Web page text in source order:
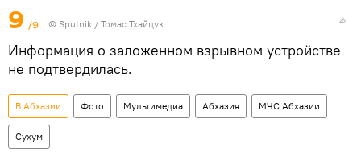
9 /9 © Sputnik / Томас Тхайцук
Информация о заложенном взрывном устройстве
не подтвердилась.
В Абхазии Фото Мультимедиа Абхазия МЧС Абхазии
Сухум